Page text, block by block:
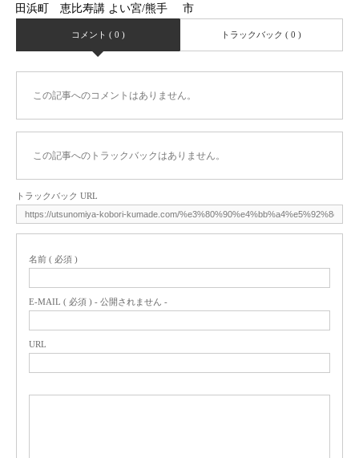
田浜町 恵比寿講 よい宮/熊手
市
コメント ( 0 ) トラックバック ( 0 )
この記事へのコメントはありません。
この記事へのトラックバックはありません。
トラックバック URL
名前 ( 必須 )
E-MAIL ( 必須 ) - 公開されません -
URL